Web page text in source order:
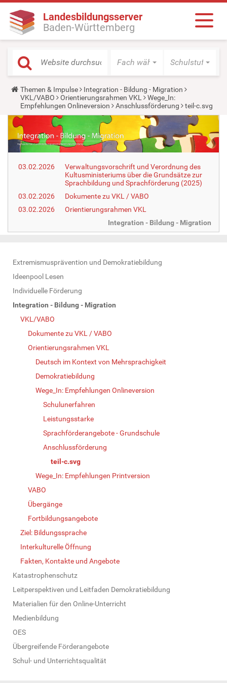
Landesbildungsserver
Baden-Württemberg
Fach wählen Schulstufe
Y
o
u
a
r
e
h
e
r
:
Themen & Impulse
Integration - Bildung - Migration
VKL/VABO
Orientierungsrahmen VKL
Wege_In:
Empfehlungen Onlineversion
Anschlussförderung teil-c.svg
03.02.2026
Verwaltungsvorschrift und Verordnung des
Kultusministeriums über die Grundsätze zur
Sprachbildung und Sprachförderung (2025)
03.02.2026
Dokumente zu VKL / VABO
03.02.2026
Orientierungsrahmen VKL
Integration - Bildung - Migration
N
a
v
i
Extremismusprävention und Demokratiebildung
Ideenpool Lesen
Individuelle Förderung
Integration - Bildung - Migration
VKL/VABO
Dokumente zu VKL / VABO
Orientierungsrahmen VKL
Deutsch im Kontext von Mehrsprachigkeit
Demokratiebildung
Wege_In: Empfehlungen Onlineversion
Schulunerfahren
Leistungsstarke
Sprachförderangebote - Grundschule
Anschlussförderung
teil-c.svg
Wege_In: Empfehlungen Printversion
VABO
Übergänge
Fortbildungsangebote
Ziel: Bildungssprache
Interkulturelle Öffnung
Fakten, Kontakte und Angebote
Katastrophenschutz
Leitperspektiven und Leitfaden Demokratiebildung
Materialien für den Online-Unterricht
Medienbildung
OES
Übergreifende Förderangebote
Schul- und Unterrichtsqualität